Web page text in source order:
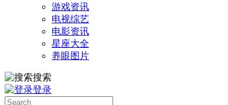
游戏资讯
电视综艺
电影资讯
星座大全
养眼图片
搜索
登录